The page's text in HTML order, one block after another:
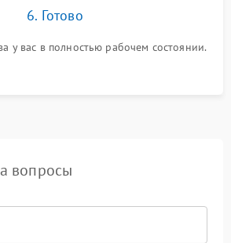
6. Готово
у вас в полностью рабочем состоянии.
вопросы